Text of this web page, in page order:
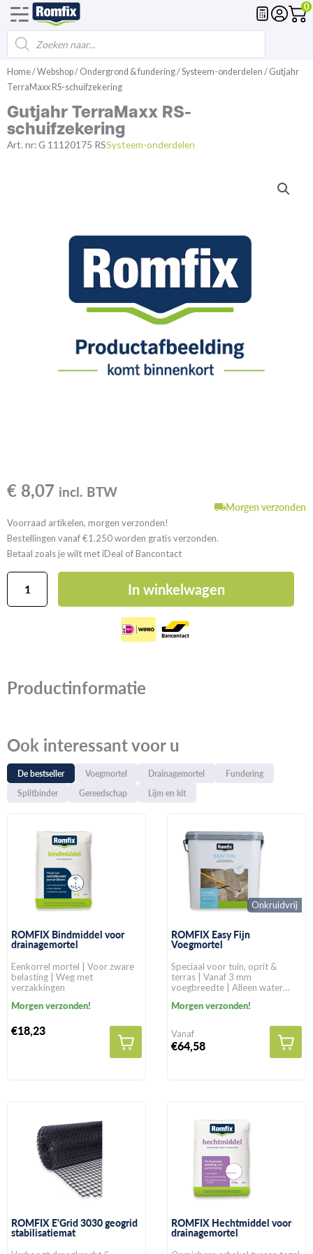
Ga
naar
de
inhoud
0
Producten
zoekenVoegmortel
Home/Webshop/ Ondergrond & fundering/Systeem-onderdelen / Gutjahr
TerraMaxx RS-schuifzekering
Gutjahr TerraMaxx RS-
schuifzekering
Art. nr:G 11120175 RSSysteem-onderdelen
€ 8,07 incl. BTW
Morgen verzonden
Voorraad artikelen, morgen verzonden!
Bestellingen vanaf €1.250 worden gratis verzonden.
Betaal zoals je wilt met iDeal of Bancontact
Gutjahr
TerraMaxx
RS-
In winkelwagen
Productinformatie
Ook interessant voor u
De bestseller Voegmortel Drainagemortel
Fundering
Splitbinder
Gereedschap Lijm en kit
ROMFIX Bindmiddel voor
drainagemortel
Eenkorrel mortel | Voor zware
belasting | Weg met
verzakkingen
Morgen verzonden!
€18,23
Onkruidvrij
ROMFIX Easy Fijn
Voegmortel
Speciaal voor tuin, oprit &
terras | Vanaf 3 mm
voegbreedte | Alleen water
Morgen verzonden!
Vanaf
€64,58
ROMFIX E'Grid 3030 geogrid
stabilisatiemat
ROMFIX Hechtmiddel voor
drainagemortel